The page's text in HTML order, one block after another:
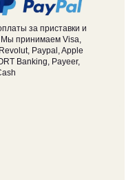
за приставки и
Мы принимаем Visa,
Paypal, Apple
Banking, Payeer,